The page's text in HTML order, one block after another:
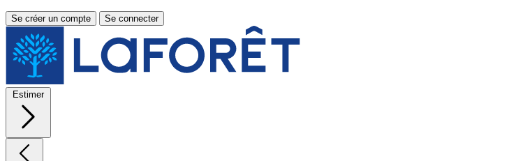
Se créer un compte Se connecter
Estimer